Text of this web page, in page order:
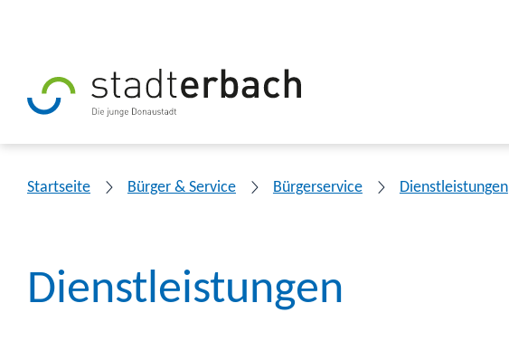
Startseite Bürger & Service Bürgerservice Dienstleistungen
Dienstleistungen